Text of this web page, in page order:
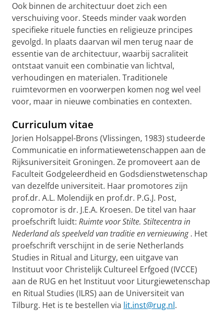
Ook binnen de architectuur doet zich een
verschuiving voor. Steeds minder vaak worden
specifieke rituele functies en religieuze principes
gevolgd. In plaats daarvan wil men terug naar de
essentie van de architectuur, waarbij sacraliteit
ontstaat vanuit een combinatie van lichtval,
verhoudingen en materialen. Traditionele
ruimtevormen en voorwerpen komen nog wel veel
voor, maar in nieuwe combinaties en contexten.
Curriculum vitae
Jorien Holsappel-Brons (Vlissingen, 1983) studeerde
Communicatie en informatiewetenschappen aan de
Rijksuniversiteit Groningen. Ze promoveert aan de
Faculteit Godgeleerdheid en Godsdienstwetenschap
van dezelfde universiteit. Haar promotores zijn
prof.dr. A.L. Molendijk en prof.dr. P.G.J. Post,
copromotor is dr. J.E.A. Kroesen. De titel van haar
proefschrift luidt: Ruimte voor Stilte. Stiltecentra in
Nederland als speelveld van traditie en vernieuwing. Het
proefschrift verschijnt in de serie Netherlands
Studies in Ritual and Liturgy, een uitgave van
Instituut voor Christelijk Cultureel Erfgoed (IVCCE)
aan de RUG en het Instituut voor Liturgiewetenschap
en Ritual Studies (ILRS) aan de Universiteit van
Tilburg. Het is te bestellen via lit.inst@rug.nl.